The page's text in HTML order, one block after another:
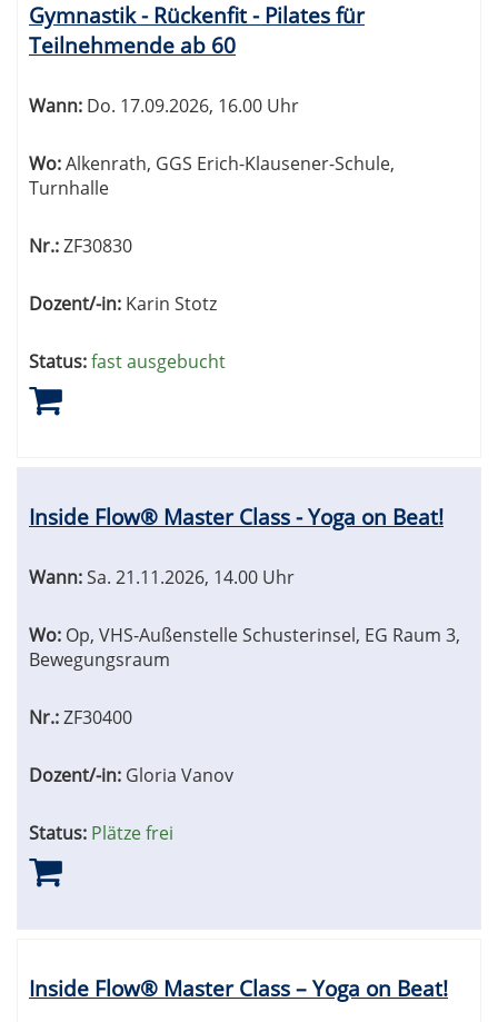
Gymnastik - Rückenfit - Pilates für
Teilnehmende ab 60
Wann: Do. 17.09.2026, 16.00 Uhr
Wo:Alkenrath, GGS Erich-Klausener-Schule,
Turnhalle
Nr.:ZF30830
Dozent/-in: Karin Stotz
Status:fast ausgebucht
Inside Flow® Master Class - Yoga on Beat!
Wann:Sa. 21.11.2026, 14.00 Uhr
Wo: Op, VHS-Außenstelle Schusterinsel, EG Raum 3,
Bewegungsraum
Nr.:ZF30400
Dozent/-in: Gloria Vanov
Status: Plätze frei
Inside Flow® Master Class – Yoga on Beat!